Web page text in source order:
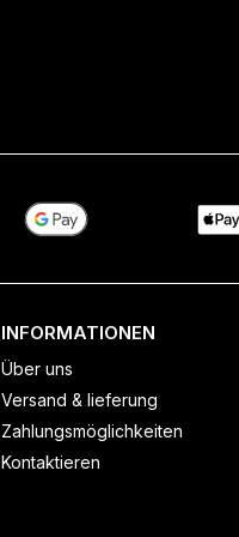
INFORMATIONEN
Über uns
Versand & lieferung
Zahlungsmöglichkeiten
Kontaktieren